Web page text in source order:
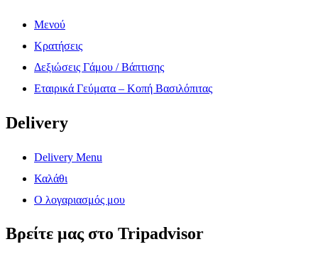
Μενού
Κρατήσεις
Δεξιώσεις Γάμου / Βάπτισης
Εταιρικά Γεύματα – Κοπή Βασιλόπιτας
Delivery
Delivery Menu
Καλάθι
Ο λογαριασμός μου
Βρείτε μας στο Tripadvisor